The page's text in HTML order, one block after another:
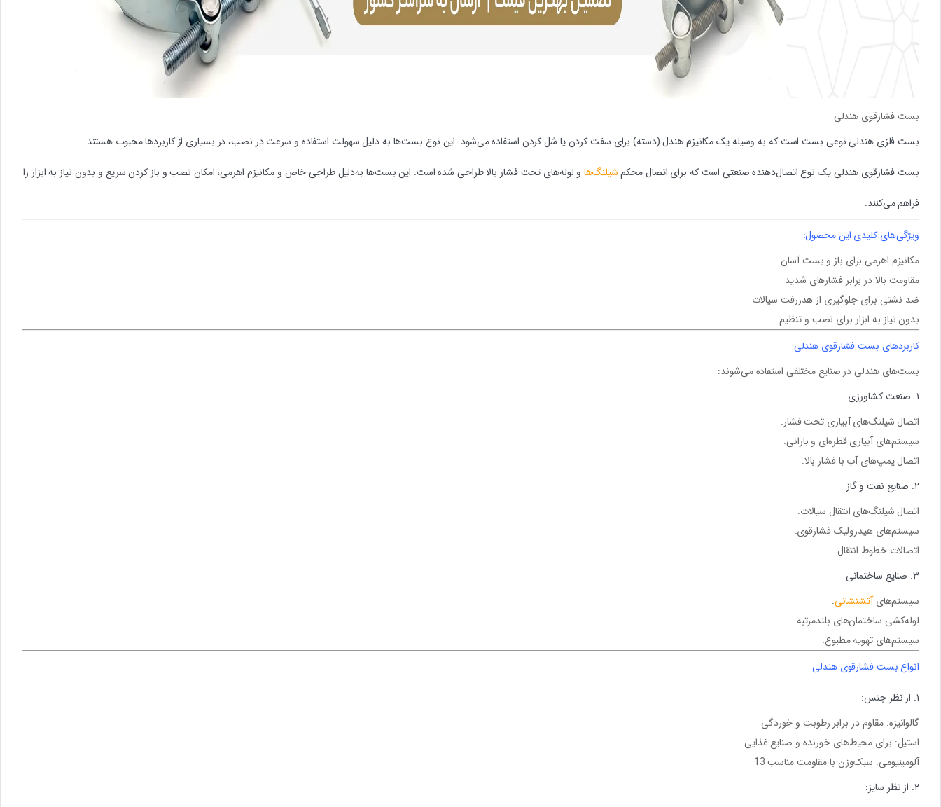
بست فشارقوی هندلی
بست فلزی هندلی نوعی بست است که به وسیله یک مکانیزم هندل (دسته) برای سفت کردن یا شل کردن استفاده می‌شود. این نوع بست‌ها به دلیل سهولت استفاده و سرعت در نصب، در بسیاری از کاربردها محبوب هستند.
بست فشارقوی هندلی یک نوع اتصال‌دهنده صنعتی است که برای اتصال محکمشیلنگ‌هاو لوله‌های تحت فشار بالا طراحی شده است. این بست‌ها به‌دلیل طراحی خاص و مکانیزم اهرمی، امکان نصب و باز کردن سریع و بدون نیاز به ابزار را
فراهم می‌کنند.
ویژگی‌های کلیدی این محصول:
مکانیزم اهرمیبرای باز و بست آسان
مقاومت بالادر برابر فشارهای شدید
ضد نشتی برای جلوگیری از هدررفت سیالات
بدون نیاز به ابزار برای نصب و تنظیم
کاربردهای بست فشارقوی هندلی
بست‌های هندلی در صنایع مختلفی استفاده می‌شوند:
۱. صنعت کشاورزی
اتصال شیلنگ‌های آبیاری تحت فشار.
سیستم‌های آبیاری قطره‌ای و بارانی.
اتصال پمپ‌های آب با فشار بالا.
۲. صنایع نفت و گاز
اتصال شیلنگ‌های انتقال سیالات.
سیستم‌های هیدرولیک فشارقوی.
اتصالات خطوط انتقال.
۳. صنایع ساختمانی
سیستم‌هایآتشنشانی.
لوله‌کشی ساختمان‌های بلندمرتبه.
سیستم‌های تهویه مطبوع.
انواع بست فشارقوی هندلی
۱. از نظر جنس:
گالوانیزه: مقاوم در برابر رطوبت و خوردگی
استیل: برای محیط‌های خورنده و صنایع غذایی
آلومینیومی: سبک‌وزن با مقاومت مناسب 13
۲. از نظر سایز: